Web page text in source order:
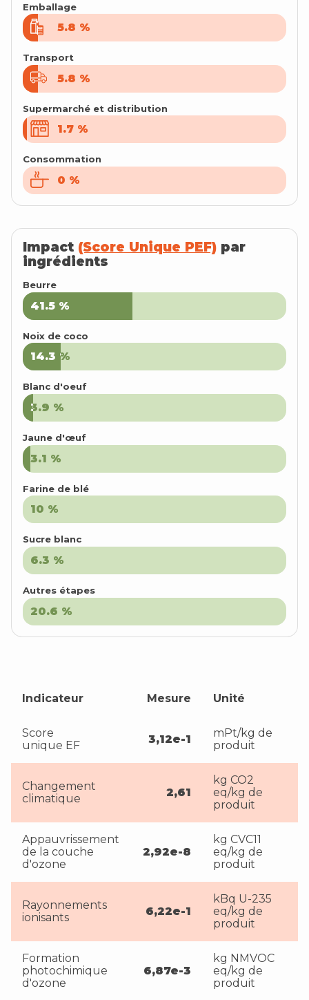
Emballage
5.8 %
5.8 %
Transport
5.8 %
5.8 %
Supermarché et distribution
1.7%
1.7%
Consommation
0 %
0 %
Impact (Score Unique PEF) par
ingrédients
Beurre
41.5 %
41.5 %
Noix de coco
14.3 %
14.3 %
Blanc d'oeuf
3.9 %
3.9 %
Jaune d'œuf
3.1 %
3.1 %
Farine de blé
10 %
10 %
Sucre blanc
6.3 %
6.3 %
Autres étapes
20.6 %
20.6 %
Indicateur Mesure Unité
Score
unique EF
3,12e-1
mPt/kg de
produit
Changement
climatique
2,61
kg CO2
eq/kg de
produit
Appauvrissement
de la couche
d'ozone
2,92e-8
kg CVC11
eq/kg de
produit
Rayonnements
ionisants
6,22e-1
kBq U-235
eq/kg de
produit
Formation
photochimique
d'ozone
6,87e-3
kg NMVOC
eq/kg de
produit